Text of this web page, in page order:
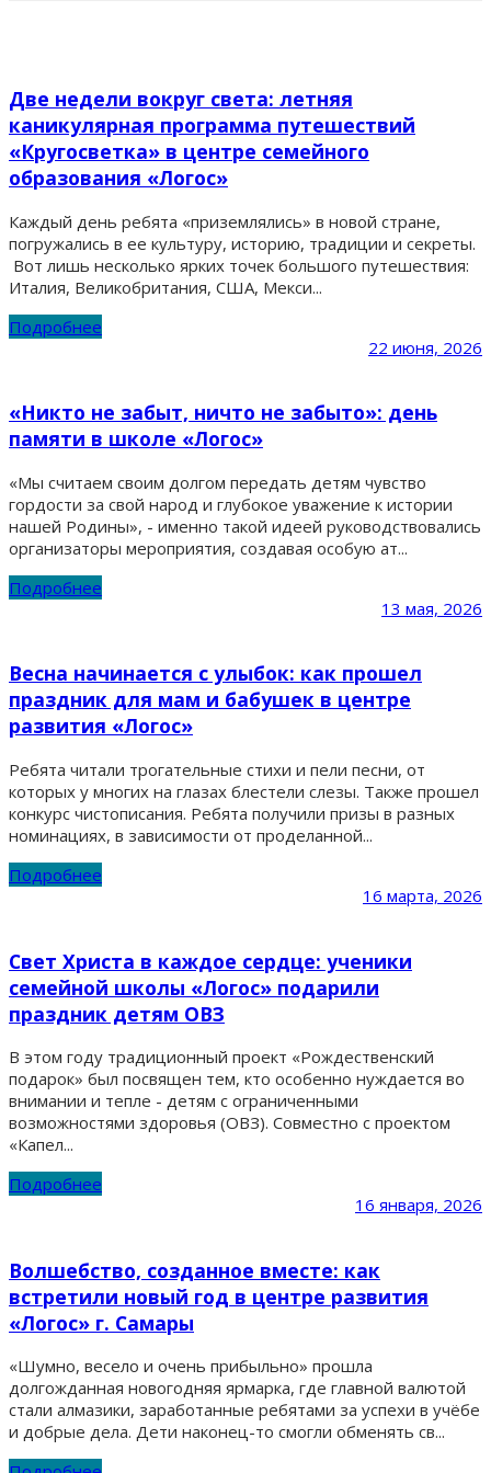
Две недели вокруг света: летняя
каникулярная программа путешествий
«Кругосветка» в центре семейного
образования «Логос»
Каждый день ребята «приземлялись» в новой стране,
погружались в ее культуру, историю, традиции и секреты.
Вот лишь несколько ярких точек большого путешествия:
Италия, Великобритания, США, Мекси...
Подробнее
22 июня, 2026
«Никто не забыт, ничто не забыто»: день
памяти в школе «Логос»
«Мы считаем своим долгом передать детям чувство
гордости за свой народ и глубокое уважение к истории
нашей Родины», - именно такой идеей руководствовались
организаторы мероприятия, создавая особую ат...
Подробнее
13 мая, 2026
Весна начинается с улыбок: как прошел
праздник для мам и бабушек в центре
развития «Логос»
Ребята читали трогательные стихи и пели песни, от
которых у многих на глазах блестели слезы. Также прошел
конкурс чистописания. Ребята получили призы в разных
номинациях, в зависимости от проделанной...
Подробнее
16 марта, 2026
Свет Христа в каждое сердце: ученики
семейной школы «Логос» подарили
праздник детям ОВЗ
В этом году традиционный проект «Рождественский
подарок» был посвящен тем, кто особенно нуждается во
внимании и тепле - детям с ограниченными
возможностями здоровья (ОВЗ). Совместно с проектом
«Капел...
Подробнее
16 января, 2026
Волшебство, созданное вместе: как
встретили новый год в центре развития
«Логос» г. Самары
«Шумно, весело и очень прибыльно» прошла
долгожданная новогодняя ярмарка, где главной валютой
стали алмазики, заработанные ребятами за успехи в учёбе
и добрые дела. Дети наконец-то смогли обменять св...